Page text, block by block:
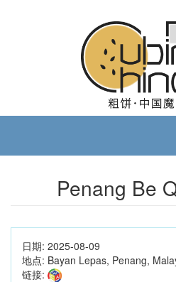
Penang Be
日期: 2025-08-09
地点: Bayan Lepas, Penang,
链接: